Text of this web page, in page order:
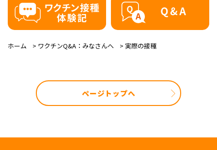
ホーム ワクチンQ&A：みなさんへ 実際の接種
ページトップへ